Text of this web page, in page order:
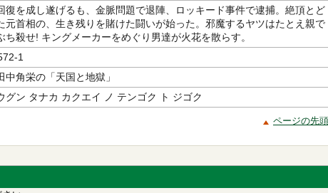
復を成し遂げるも、金脈問題で退陣、ロッキード事件で逮捕。絶頂とど
元首相の、生き残りを賭けた闘いが始った。邪魔するヤツはたとえ親で
ち殺せ! キングメーカーをめぐり男達が火花を散らす。
1
中角栄の「天国と地獄」
グン タナカ カクエイ ノ テンゴク ト ジゴク
ページの先